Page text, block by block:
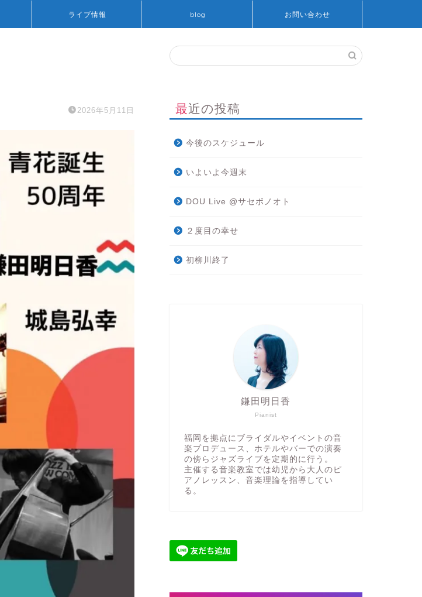
ライブ情報 blog お問い合わせ
2026年5月11日 最近の投稿
今後のスケジュール
いよいよ今週末
DOU Live @サセボノオト
２度目の幸せ
初柳川終了
Pianist
鎌田明日香
福岡を拠点にブライダルやイベントの音
楽プロデュース、ホテルやバーでの演奏
の傍らジャズライブを定期的に行う。
主催する音楽教室では幼児から大人のピ
アノレッスン、音楽理論を指導してい
る。